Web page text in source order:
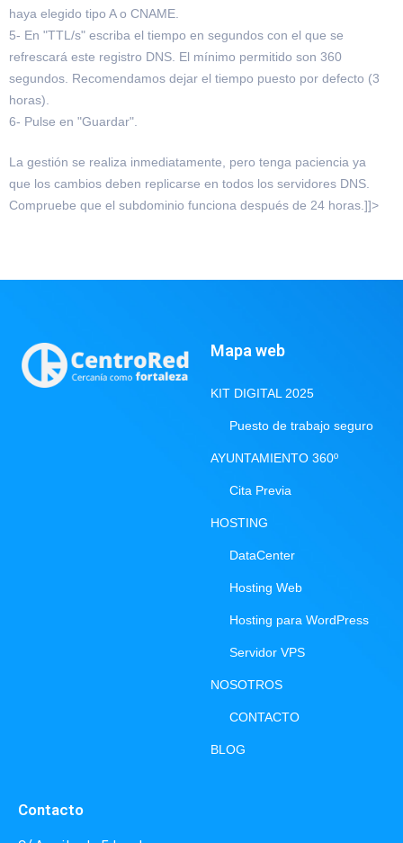
haya elegido tipo A o CNAME.
5- En "TTL/s" escriba el tiempo en segundos con el que se
refrescará este registro DNS. El mínimo permitido son 360
segundos. Recomendamos dejar el tiempo puesto por defecto (3
horas).
6- Pulse en "Guardar".
La gestión se realiza inmediatamente, pero tenga paciencia ya
que los cambios deben replicarse en todos los servidores DNS.
Compruebe que el subdominio funciona después de 24 horas.]]>
Mapa web
KIT DIGITAL 2025
Puesto de trabajo seguro
AYUNTAMIENTO 360º
Cita Previa
HOSTING
DataCenter
Hosting Web
Hosting para WordPress
Servidor VPS
NOSOTROS
CONTACTO
BLOG
Contacto